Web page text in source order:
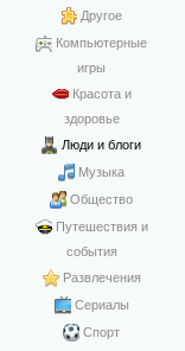
Другое
Компьютерные
игры
Красота и
здоровье
Люди и блоги
Музыка
Общество
Путешествия и
события
Развлечения
Сериалы
Спорт